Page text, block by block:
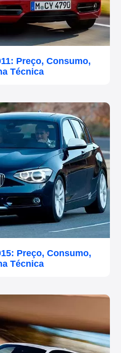
Preço, Consumo,
Técnica
Preço, Consumo,
Técnica